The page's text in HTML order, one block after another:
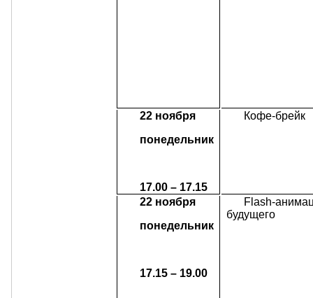
22 ноября
понедельник
17.00 – 17.15
Кофе-брейк
22 ноября
понедельник
17.15 – 19.00
Flash-
будущего